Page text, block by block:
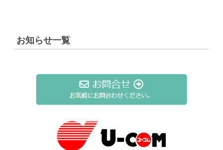
お知らせ一覧